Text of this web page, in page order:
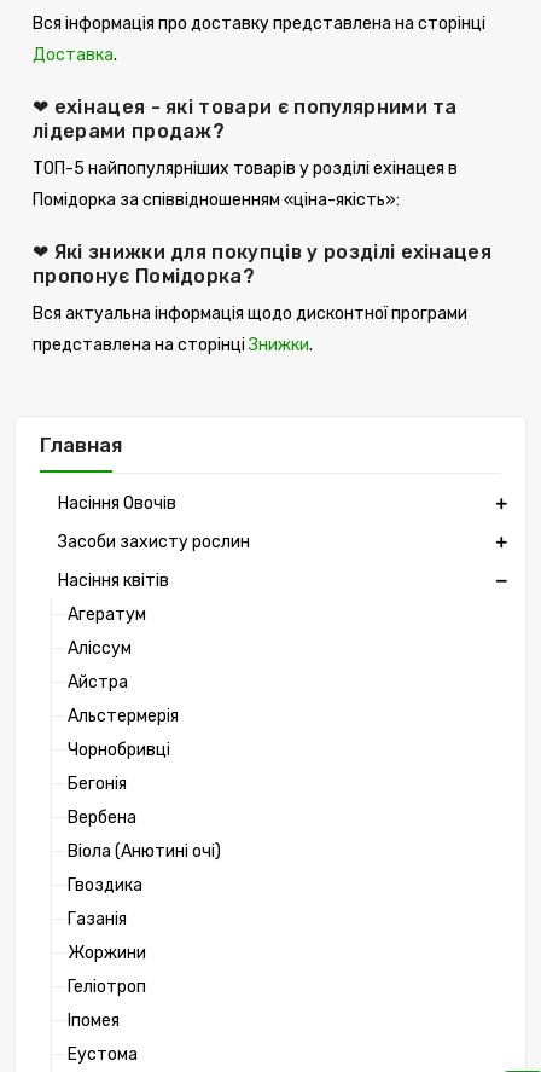
Главная
Насіння Овочів
Засоби захисту рослин
Насіння квітів
Агератум
Аліссум
Айстра
Альстермерія
Чорнобривці
Бегонія
Вербена
Віола (Анютині очі)
Гвоздика
Газанія
Жоржини
Геліотроп
Іпомея
Еустома
Вся інформація про доставку представлена ​​на сторінці
Доставка.
❤ ехінацея - які товари є популярними та
лідерами продаж?
ТОП-5 найпопулярніших товарів у розділі ехінацея в
Помідорка за співвідношенням «ціна-якість»:
❤ Які знижки для покупців у розділі ехінацея
пропонує Помідорка?
Вся актуальна інформація щодо дисконтної програми
представлена ​​на сторінціЗнижки.